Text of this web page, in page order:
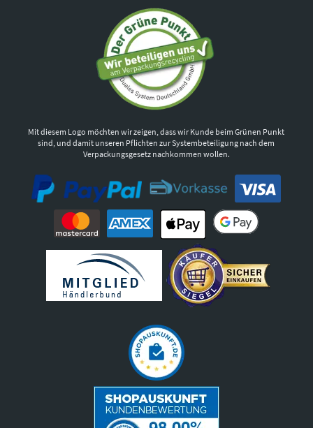
Mit diesem Logo möchten wir zeigen, dass wir Kunde beim Grünen Punkt
sind, und damit unseren Pflichten zur Systembeteiligung nach dem
Verpackungsgesetz nachkommen wollen.